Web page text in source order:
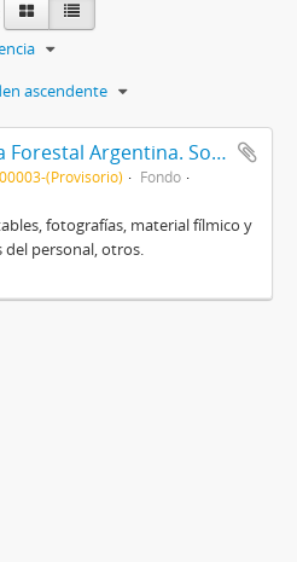
ascendente
Fondo documental La Forestal Argentina. Sociedad Anónima Industrial, Comercial y Agropecuaria
(Provisorio)
Fondo
fotografías, material fílmico y
del personal, otros.